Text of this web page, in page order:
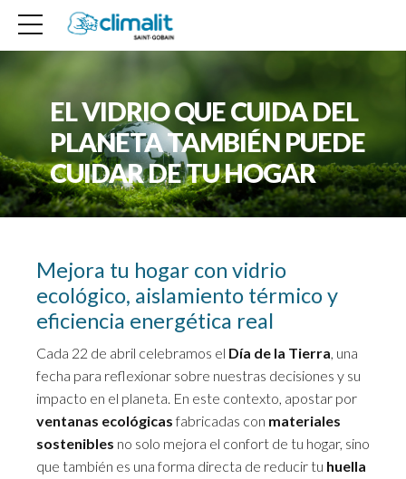
EL VIDRIO QUE CUIDA DEL
PLANETA TAMBIÉN PUEDE
CUIDAR DE TU HOGAR
Mejora tu hogar con vidrio
ecológico, aislamiento térmico y
eficiencia energética real
Cada 22 de abril celebramos el Día de la Tierra, una
fecha para reflexionar sobre nuestras decisiones y su
impacto en el planeta. En este contexto, apostar por
ventanas ecológicasfabricadas con materiales
sostenibles no solo mejora el confort de tu hogar, sino
que también es una forma directa de reducir tu huella